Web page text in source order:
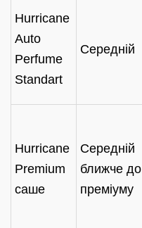
Hurricane
Auto
Perfume
Standart
Середній
Hurricane
Premium
саше
Середній
ближче до
преміуму